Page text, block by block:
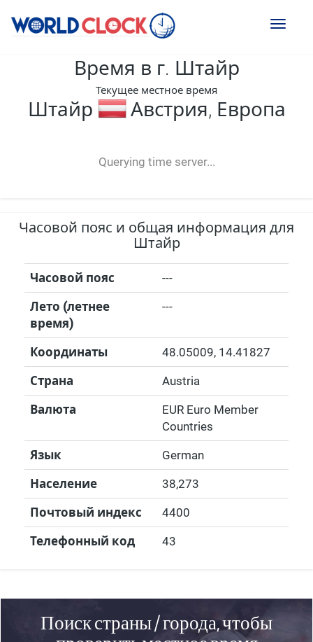
Toggle
Время в г. Штайр
Текущее местное время
Штайр Австрия, Европа
Querying time server...
-- ---- ----
Часовой пояс и общая информация для
Штайр
Часовой пояс ---
Лето (летнее
время)
---
Координаты 48.05009, 14.41827
Страна Austria
Валюта
EUR Euro Member
Countries
Язык German
Население 38,273
Почтовый индекс 4400
Телефонный код 43
Поиск страны / города, чтобы